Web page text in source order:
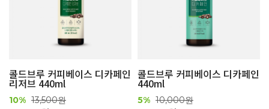
콜드브루 커피베이스 디카페인
리저브 440ml
10% 13,500원
콜드브루 커피베이스 디카페인
440ml
5% 10,000원